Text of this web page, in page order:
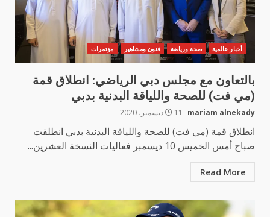
أخبار عالمية صحة ورياضة فنون ومشاهير مؤتمرات
بالتعاون مع مجلس دبي الرياضي: انطلاق قمة
(مي فت) للصحة واللياقة البدنية بدبي
mariam alnekady 11 ديسمبر، 2020
انطلاق قمة (مي فت) للصحة واللياقة البدنية بدبي انطلقت
صباح أمس الخميس 10 ديسمبر فعاليات النسخة العشرين...
Read More